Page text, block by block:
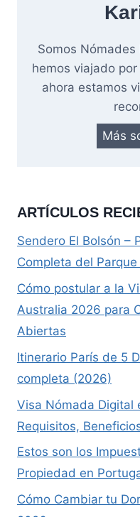
Somos
hemos viajado
ahora estamos
Más
ARTÍCULOS
Sendero El Bolsón –
Completa del
Cómo postular a la
Australia 2026 para
Abiertas
Itinerario París de 5
completa (2026)
Visa Nómada Digital
Requisitos,
Estos son los
Propiedad en
Cómo Cambiar tu